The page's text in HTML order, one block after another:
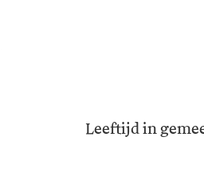
Leeftijd in